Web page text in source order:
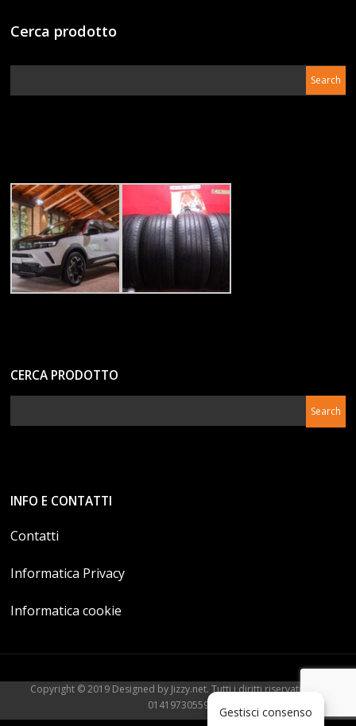
Cerca prodotto
CERCA PRODOTTO
INFO E CONTATTI
Contatti
Informatica Privacy
Informatica cookie
Copyright © 2019 Designed by Jizzy.net. Tutti i diritti riservati. P.Iva
01419730559
Gestisci consenso